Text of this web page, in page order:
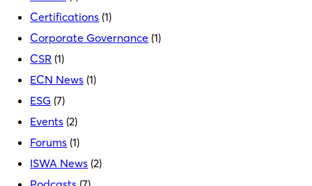
Certifications (1)
Corporate Governance (1)
CSR (1)
ECN News (1)
ESG (7)
Events (2)
Forums (1)
ISWA News (2)